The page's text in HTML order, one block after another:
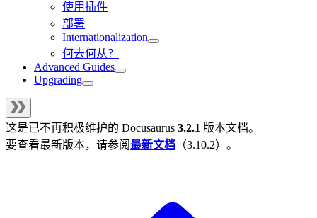
使用插件
部署
Internationalization
何去何从？
Advanced Guides
Upgrading
这是已不再积极维护的 Docusaurus 3.2.1 版本文档。
要查看最新版本，请参阅最新文档 （3.10.2）。